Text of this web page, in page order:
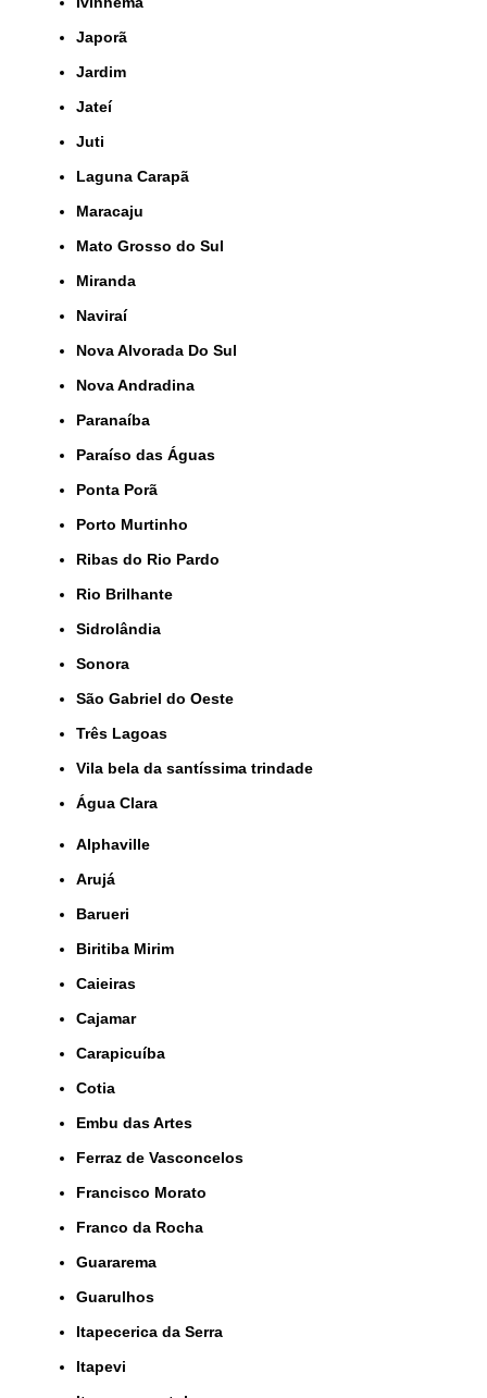
Japorã
Jardim
Jateí
Juti
Laguna Carapã
Maracaju
Mato Grosso do Sul
Miranda
Naviraí
Nova Alvorada Do Sul
Nova Andradina
Paranaíba
Paraíso das Águas
Ponta Porã
Porto Murtinho
Ribas do Rio Pardo
Rio Brilhante
Sidrolândia
Sonora
São Gabriel do Oeste
Três Lagoas
Vila bela da santíssima trindade
Água Clara
Alphaville
Arujá
Barueri
Biritiba Mirim
Caieiras
Cajamar
Carapicuíba
Cotia
Embu das Artes
Ferraz de Vasconcelos
Francisco Morato
Franco da Rocha
Guararema
Guarulhos
Itapecerica da Serra
Itapevi